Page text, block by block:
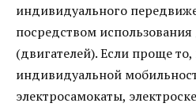
индивидуального
посредством использования
(двигателей). Если проще
индивидуальной
электросамокаты,